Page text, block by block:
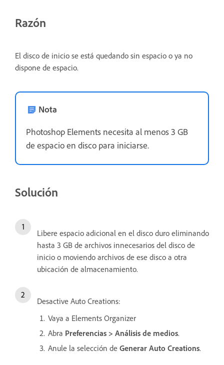
Razón
El disco de inicio se está quedando sin espacio o ya no
dispone de espacio.
Nota
Photoshop Elements necesita al menos 3 GB
de espacio en disco para iniciarse.
Solución
Libere espacio adicional en el disco duro eliminando
hasta 3 GB de archivos innecesarios del disco de
inicio o moviendo archivos de ese disco a otra
ubicación de almacenamiento.
Desactive Auto Creations:
Vaya a Elements Organizer
Abra Preferencias > Análisis de medios.
Anule la selección de Generar Auto Creations.